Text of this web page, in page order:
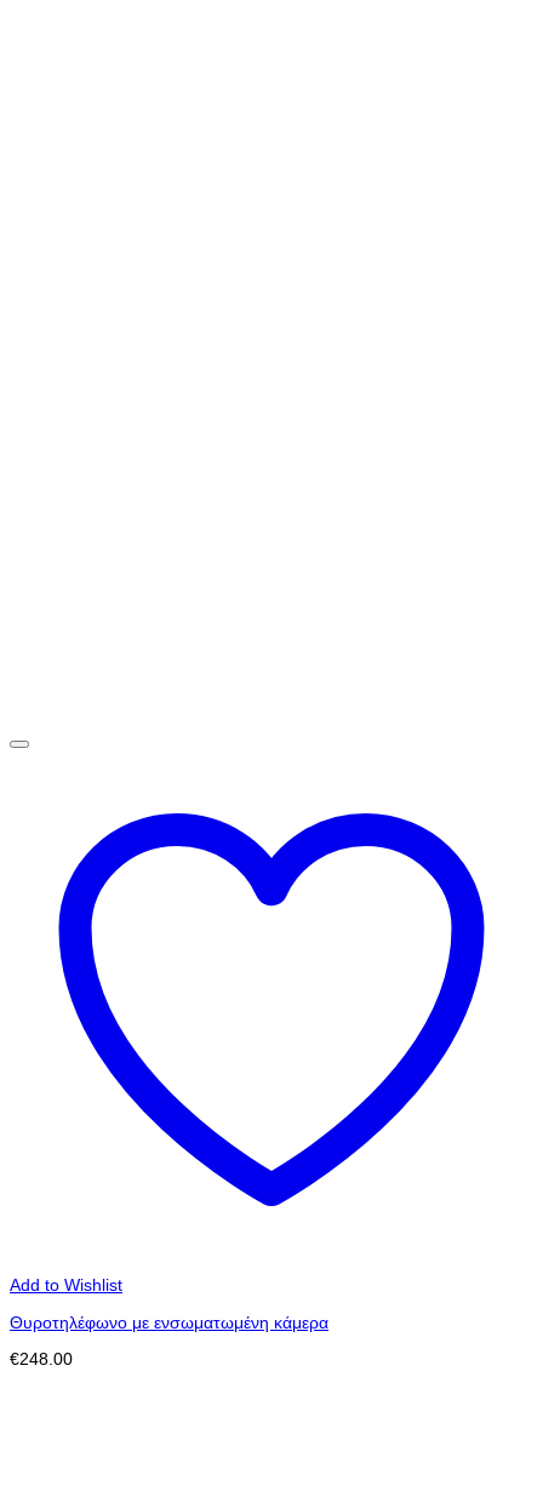
Add to Wishlist
Θυροτηλέφωνο με ενσωματωμένη κάμερα
€248.00